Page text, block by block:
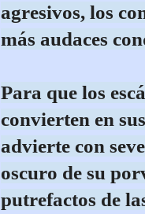
agresivos, los
más audaces
Para que los
convierten en
advierte con
oscuro de su
putrefactos de